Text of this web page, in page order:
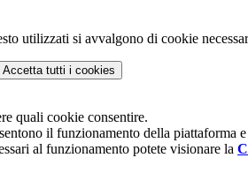
utilizzati si avvalgono di cookie
Accetta tutti i cookies
quali cookie consentire.
il funzionamento della piattaforma
al funzionamento potete visionare la